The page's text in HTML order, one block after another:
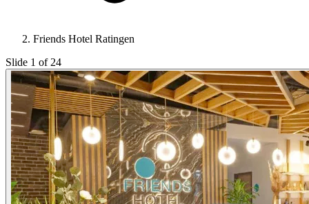
Friends Hotel Ratingen
Slide 1 of 24